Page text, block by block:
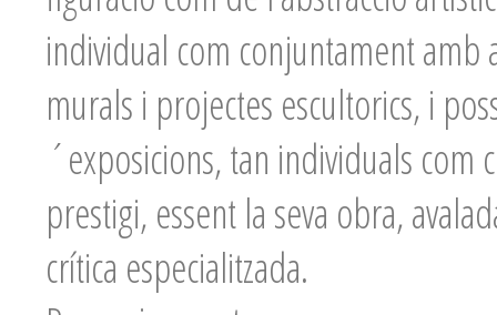
individual com conjuntament amb
murals i projectes escultorics, i
´exposicions, tan individuals com
prestigi, essent la seva obra,
crítica especialitzada.